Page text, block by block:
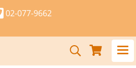
02-077-9662